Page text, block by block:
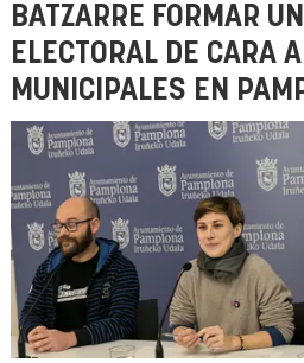
BATZARRE FORMAR
ELECTORAL DE CARA
MUNICIPALES EN